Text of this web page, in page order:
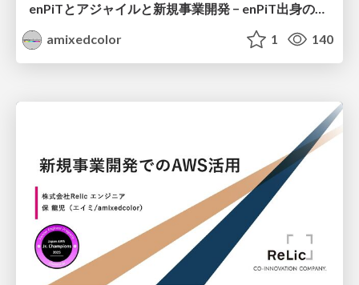
enPiTとアジャイルと新規事業開発 − enPiT出身のエンジニアが株式会社Relicで成していること、この先成そうとしていること
amixedcolor
1 140